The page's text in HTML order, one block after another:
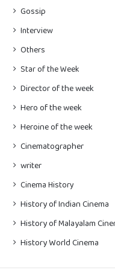
Gossip
Interview
Others
Star of the Week
Director of the week
Hero of the week
Heroine of the week
Cinematographer
writer
Cinema History
History of Indian Cinema
History of Malayalam
History World Cinema